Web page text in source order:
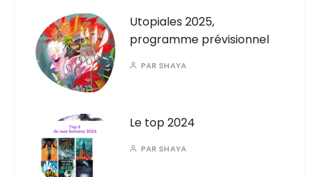
Utopiales 2025,
programme prévisionnel
PAR SHAYA
Le top 2024
PAR SHAYA